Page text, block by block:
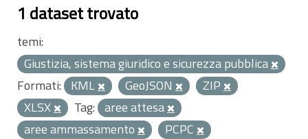
1 dataset trovato
temi:
Giustizia, sistema giuridico e sicurezza pubblica
Formati: KML GeoJSON
ZIP
XLSX
Tag: aree attesa
aree ammassamento
PCPC